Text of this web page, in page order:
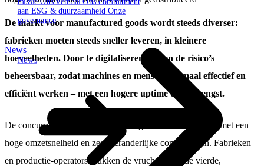
aan ESG & duurzaamheid Onze
governance
News
News
De markt voor manufactured goods wordt steeds diverser:
fabrieken moeten steeds sneller leveren, in kleinere
hoeveelheden. Door te digitaliseren blijven de risico’s
beheersbaar, zodat machines en mensen optimaal effectief en
efficiënt werken – met een hogere uptime en opbrengst.
De concurrentie op de manufacturing markt is moordend, met een
hoge omzetsnelheid en zeer veranderlijke consumenten. Fabrieken
en productie-operators plukken de vruchten van de vierde,